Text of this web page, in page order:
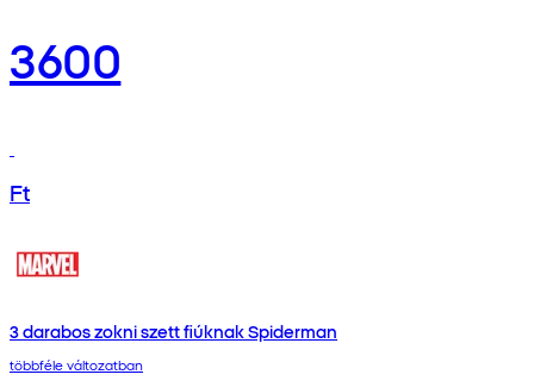
3600
Ft
3 darabos zokni szett fiúknak Spiderman
többféle változatban